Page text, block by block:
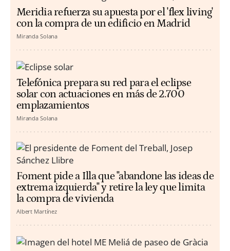
Meridia refuerza su apuesta por el 'flex living'
con la compra de un edificio en Madrid
Miranda Solana
Telefónica prepara su red para el eclipse
solar con actuaciones en más de 2.700
emplazamientos
Miranda Solana
Foment pide a Illa que "abandone las ideas de
extrema izquierda" y retire la ley que limita
la compra de vivienda
Albert Martínez